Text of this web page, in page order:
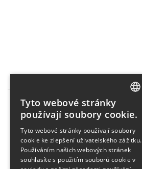
Partner projektu
Tyto webové stránky
používají soubory cookie.
Tyto webové stránky používají soubory
cookie ke zlepšení uživatelského zážitku.
Používáním našich webových stránek
souhlasíte s použitím souborů cookie v